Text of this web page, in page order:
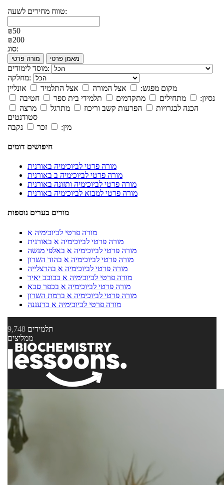
טווח מחירים לשעה:
₪50
₪200
סוג:
מורה פרטי מאמן פרטי
מוסד לימודים:
מחלקה:
מקום מפגש:
אצל המורה אצל התלמיד
אונליין
נסיון:
מתחילים מתקדמים תלמידי בית ספר
חטיבה
הכנה לבגרויות
הפרעות קשב וריכוז מתרגל
מרצה
סטודנטים
מין:
זכר נקבה
חיפושים דומים
מורה פרטי לביוכימיה באורנית
מורה פרטי לביוכימיה ב באורנית
מורה פרטי לביוכימיה ותזונה באורנית
מורה פרטי למבוא לביוכימיה באורנית
מורים בערים נוספות
מורה פרטי לביוכימיה א
מורה פרטי לביוכימיה א באורנית
מורה פרטי לביוכימיה א באלפי מנשה
מורה פרטי לביוכימיה א בהוד השרון
מורה פרטי לביוכימיה א בהרצלייה
מורה פרטי לביוכימיה א בכוכב יאיר
מורה פרטי לביוכימיה א בכפר סבא
מורה פרטי לביוכימיה א ברמת השרון
מורה פרטי לביוכימיה א ברעננה
9,748 תלמידים
ממליצים